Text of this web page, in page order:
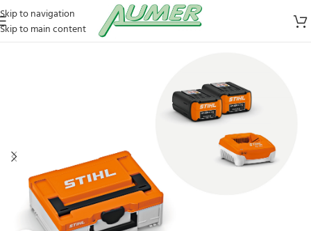
Skip to navigation
Skip to main content